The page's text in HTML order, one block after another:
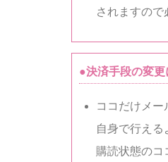
されますので
●決済手段の変更
ココだけメ
自身で行える
購読状態のコ